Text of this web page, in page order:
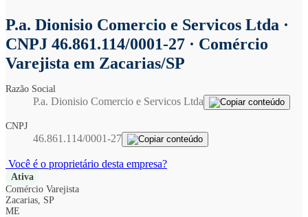
P.a. Dionisio Comercio e Servicos Ltda ·
CNPJ 46.861.114/0001-27 · Comércio
Varejista em Zacarias/SP
Razão Social
P.a. Dionisio Comercio e Servicos Ltda
CNPJ
46.861.114/0001-27
Você é o proprietário desta empresa?
Ativa
Comércio Varejista
Zacarias, SP
ME